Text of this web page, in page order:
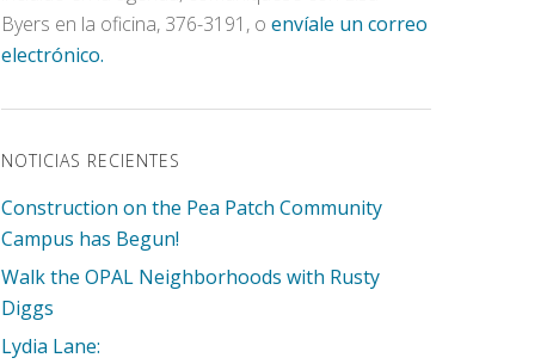
Byers en la oficina, 376-3191, o envíale un correo
electrónico.
NOTICIAS RECIENTES
Construction on the Pea Patch Community
Campus has Begun!
Walk the OPAL Neighborhoods with Rusty
Diggs
Lydia Lane: